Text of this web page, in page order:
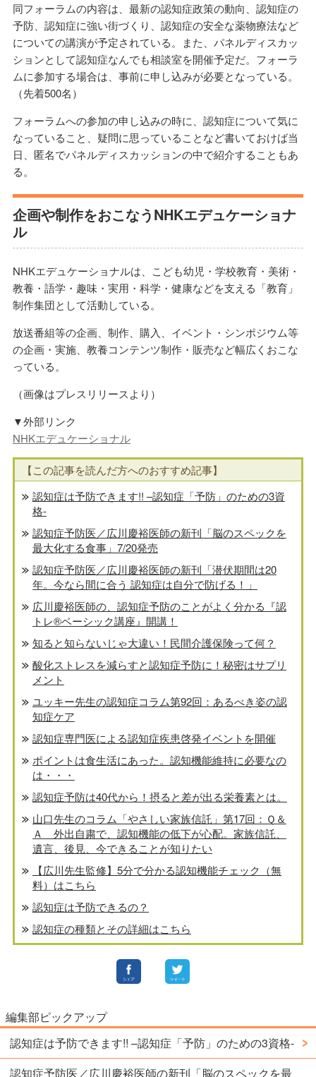
同フォーラムの内容は、最新の認知症政策の動向、認知症の
予防、認知症に強い街づくり、認知症の安全な薬物療法など
についての講演が予定されている。また、パネルディスカッ
ションとして認知症なんでも相談室を開催予定だ。フォーラ
ムに参加する場合は、事前に申し込みが必要となっている。
（先着500名）
フォーラムへの参加の申し込みの時に、認知症について気に
なっていること、疑問に思っていることなど書いておけば当
日、匿名でパネルディスカッションの中で紹介することもあ
る。
企画や制作をおこなうNHKエデュケーショナ
ル
NHKエデュケーショナルは、こども幼児・学校教育・美術・
教養・語学・趣味・実用・科学・健康などを支える「教育」
制作集団として活動している。
放送番組等の企画、制作、購入、イベント・シンポジウム等
の企画・実施、教養コンテンツ制作・販売など幅広くおこな
っている。
（画像はプレスリリースより）
▼外部リンク
NHKエデュケーショナル
【この記事を読んだ方へのおすすめ記事】
認知症は予防できます!! –認知症「予防」のための3資
格-
認知症予防医／広川慶裕医師の新刊「脳のスペックを
最大化する食事」7/20発売
認知症予防医／広川慶裕医師の新刊「潜伏期間は20
年。今なら間に合う 認知症は自分で防げる！」
広川慶裕医師の、認知症予防のことがよく分かる『認
トレ®️ベーシック講座』開講！
知ると知らないじゃ大違い！民間介護保険って何？
酸化ストレスを減らすと認知症予防に！秘密はサプリ
メント
ユッキー先生の認知症コラム第92回：あるべき姿の認
知症ケア
認知症専門医による認知症疾患啓発イベントを開催
ポイントは食生活にあった。認知機能維持に必要なの
は・・・
認知症予防は40代から！摂ると差が出る栄養素とは。
山口先生のコラム「やさしい家族信託」第17回：Ｑ＆
Ａ 外出自粛で、認知機能の低下が心配。家族信託、
遺言、後見、今できることが知りたい
【広川先生監修】5分で分かる認知機能チェック（無
料）はこちら
認知症は予防できるの？
認知症の種類とその詳細はこちら
編集部ピックアップ
認知症は予防できます!! –認知症「予防」のための3資格-
認知症予防医／広川慶裕医師の新刊「脳のスペックを最